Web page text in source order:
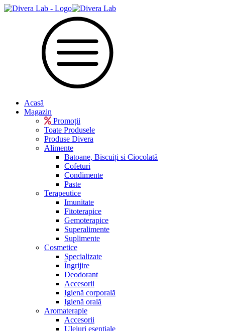
Acasă
Magazin
Promoții
Toate Produsele
Produse Divera
Alimente
Batoane, Biscuiți si Ciocolată
Cofeturi
Condimente
Paste
Terapeutice
Imunitate
Fitoterapice
Gemoterapice
Superalimente
Suplimente
Cosmetice
Specializate
Îngrijire
Deodorant
Accesorii
Igienă corporală
Igienă orală
Aromaterapie
Accesorii
Uleiuri esențiale